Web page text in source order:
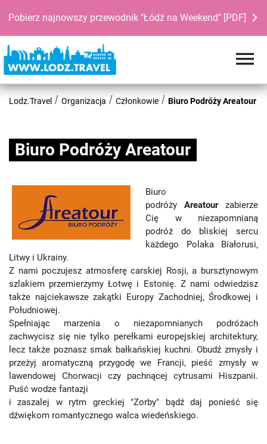
Pobierz najnowszy przewodnik "Łódź na Weekend" [PDF]
Lodz.Travel Organizacja Członkowie Biuro Podróży Areatour
Biuro Podróży Areatour
Biuro
podróży Areatourzabierze
Cię w niezapomnianą
podróż do bliskiej sercu
każdego Polaka Białorusi,
Litwy i Ukrainy.
Z nami poczujesz atmosferę carskiej Rosji, a bursztynowym
szlakiem przemierzymy Łotwę i Estonię. Z nami odwiedzisz
także najciekawsze zakątki Europy Zachodniej, Środkowej i
Południowej.
Spełniając marzenia o niezapomnianych podróżach
zachwycisz się nie tylko perełkami europejskiej architektury,
lecz także poznasz smak bałkańskiej kuchni. Obudź zmysły i
przeżyj aromatyczną przygodę we Francji, pieść zmysły w
lawendowej Chorwacji czy pachnącej cytrusami Hiszpanii.
Puść wodze fantazji
i zaszalej w rytm greckiej "Zorby" bądź daj ponieść się
dźwiękom romantycznego walca wiedeńskiego.